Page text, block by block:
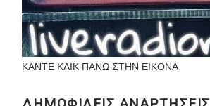
ΚΑΝΤΕ ΚΛΙΚ ΠΑΝΩ ΣΤΗΝ ΕΙΚΟΝΑ